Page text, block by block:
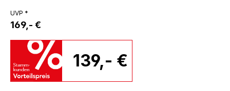
UVP *
169,- €
139,- €